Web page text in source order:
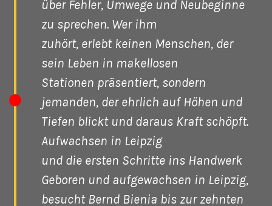
über Fehler, Umwege und Neubeginne
zu sprechen. Wer ihm
zuhört, erlebt keinen Menschen, der
sein Leben in makellosen
Stationen präsentiert, sondern
jemanden, der ehrlich auf Höhen und
Tiefen blickt und daraus Kraft schöpft.
Aufwachsen in Leipzig
und die ersten Schritte ins Handwerk
Geboren und aufgewachsen in Leipzig,
besucht Bernd Bienia bis zur zehnten